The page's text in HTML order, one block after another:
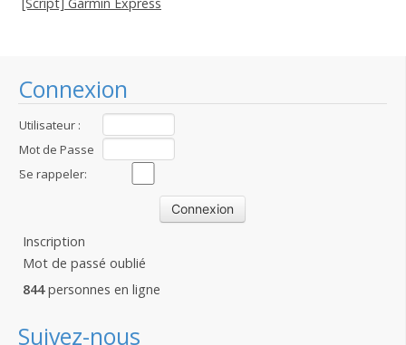
Connexion
Utilisateur :
Mot de Passe
:Se rappeler:
Inscription
Mot de passé oublié
844personnes en ligne
Suivez-nous